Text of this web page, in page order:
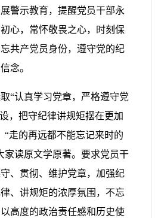
警示教育，提醒党员干部永
心，常怀敬畏之心，时刻保
共产党员身份，遵守党的纪
念。
“认真学习党章，严格遵守党
，把守纪律讲规矩摆在更加
“走的再远都不能忘记来时的
家读原文学原著。要求党员干
、贯彻、维护党章，加强纪
、讲规矩的浓厚氛围，不忘
高度的政治责任感和历史使